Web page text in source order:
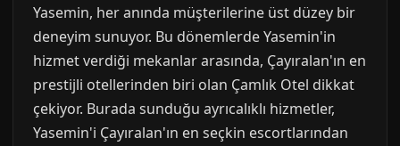
Yasemin, her anında müşterilerine üst düzey bir
deneyim sunuyor. Bu dönemlerde Yasemin'in
hizmet verdiği mekanlar arasında, Çayıralan'ın en
prestijli otellerinden biri olan Çamlık Otel dikkat
çekiyor. Burada sunduğu ayrıcalıklı hizmetler,
Yasemin'i Çayıralan'ın en seçkin escortlarından